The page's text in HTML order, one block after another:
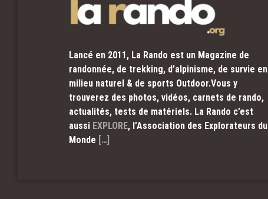
Lancé en 2011, La Rando est un Magazine de
randonnée, de trekking, d’alpinisme, de survie en
milieu naturel & de sports Outdoor.Vous y
trouverez des photos, vidéos, carnets de rando,
actualités, tests de matériels. La Rando c’est
aussi EXPLORE, l’Association des Explorateurs du
Monde […]